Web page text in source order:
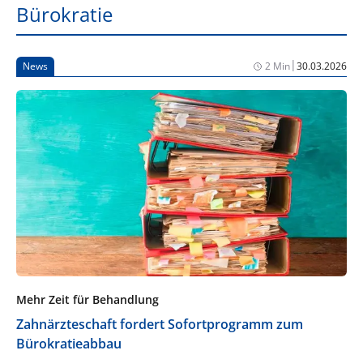
Bürokratie
News 2 Min|30.03.2026
Mehr Zeit für Behandlung
Zahnärzteschaft fordert Sofortprogramm zum
Bürokratieabbau